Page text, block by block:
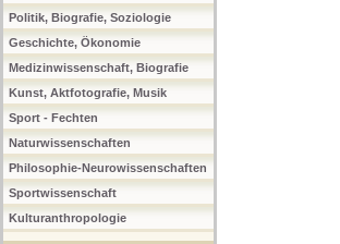
Politik, Biografie, Soziologie
Geschichte, Ökonomie
Medizinwissenschaft, Biografie
Kunst, Aktfotografie, Musik
Sport - Fechten
Naturwissenschaften
Philosophie-Neurowissenschaften
Sportwissenschaft
Kulturanthropologie